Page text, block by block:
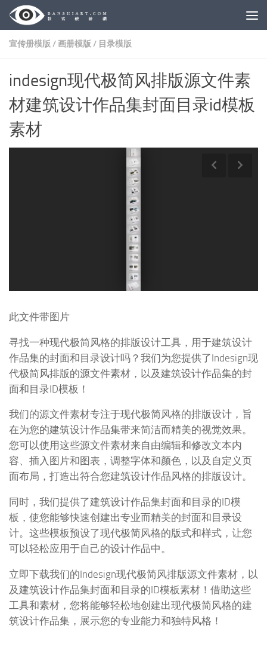
Skip to content
宣传册模版 /画册模版 / 目录模版
indesign现代极简风排版源文件素
材建筑设计作品集封面目录id模板
素材
此文件带图片
寻找一种现代极简风格的排版设计工具，用于建筑设计
作品集的封面和目录设计吗？我们为您提供了Indesign现
代极简风排版的源文件素材，以及建筑设计作品集的封
面和目录ID模板！
我们的源文件素材专注于现代极简风格的排版设计，旨
在为您的建筑设计作品集带来简洁而精美的视觉效果。
您可以使用这些源文件素材来自由编辑和修改文本内
容、插入图片和图表，调整字体和颜色，以及自定义页
面布局，打造出符合您建筑设计作品风格的排版设计。
同时，我们提供了建筑设计作品集封面和目录的ID模
板，使您能够快速创建出专业而精美的封面和目录设
计。这些模板预设了现代极简风格的版式和样式，让您
可以轻松应用于自己的设计作品中。
立即下载我们的Indesign现代极简风排版源文件素材，以
及建筑设计作品集封面和目录的ID模板素材！借助这些
工具和素材，您将能够轻松地创建出现代极简风格的建
筑设计作品集，展示您的专业能力和独特风格！